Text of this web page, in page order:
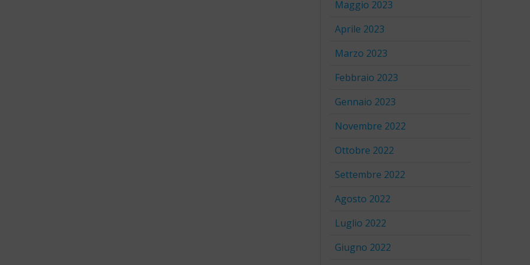
Maggio 2023
Aprile 2023
Marzo 2023
Febbraio 2023
Gennaio 2023
Novembre 2022
Ottobre 2022
Settembre 2022
Agosto 2022
Luglio 2022
Giugno 2022